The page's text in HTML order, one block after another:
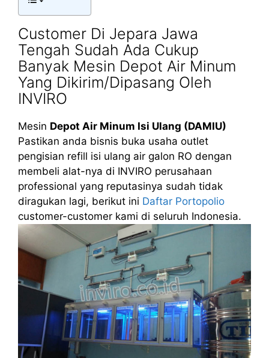
Customer Di Jepara Jawa
Tengah Sudah Ada Cukup
Banyak Mesin Depot Air Minum
Yang Dikirim/Dipasang Oleh
INVIRO
Mesin Depot Air Minum Isi Ulang (DAMIU)
Pastikan anda bisnis buka usaha outlet
pengisian refill isi ulang air galon RO dengan
membeli alat-nya di INVIRO perusahaan
professional yang reputasinya sudah tidak
diragukan lagi, berikut ini Daftar Portopolio
customer-customer kami di seluruh Indonesia.